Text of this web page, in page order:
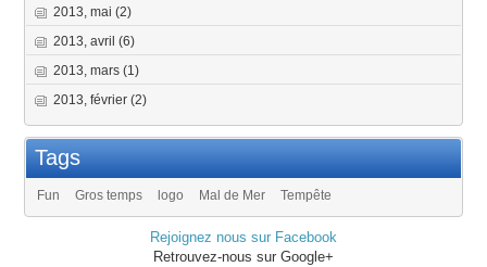
2013, mai(2)
2013, avril(6)
2013, mars(1)
2013, février(2)
Tags
Fun Gros temps logo Mal de Mer Tempête
Rejoignez nous sur Facebook
Retrouvez-nous sur Google+